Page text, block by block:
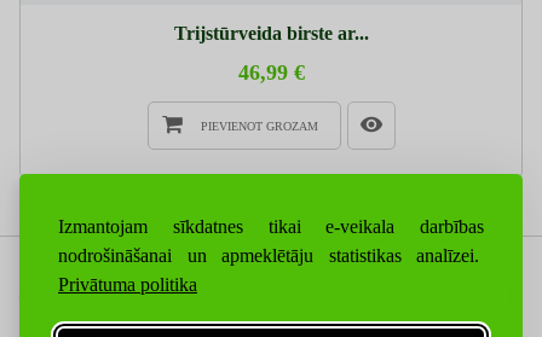
Izmantojam sīkdatnes tikai e-veikala darbības
nodrošināšanai un apmeklētāju statistikas analīzei.
Privātuma politika
Trijstūrveida birste ar...
46,99 €
PIEVIENOT GROZAM
SAZINIETIES AR MUMS